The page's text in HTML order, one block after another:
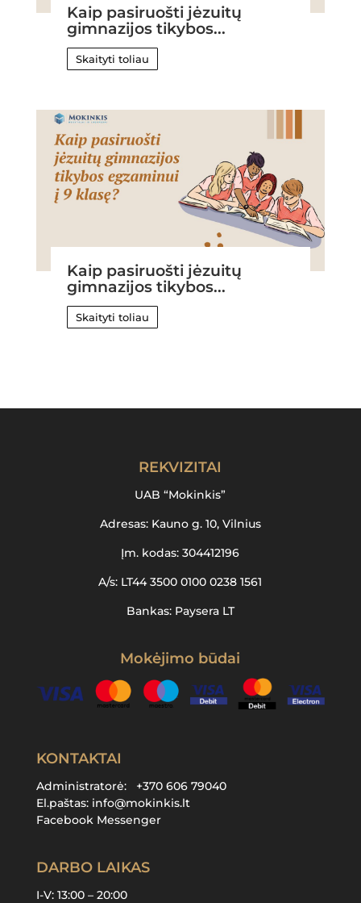
Kaip pasiruošti jėzuitų
gimnazijos tikybos...
Skaityti toliau
Kaip pasiruošti jėzuitų
gimnazijos tikybos...
Skaityti toliau
REKVIZITAI
UAB “Mokinkis”
Adresas: Kauno g. 10, Vilnius
Įm. kodas: 304412196
A/s: LT44 3500 0100 0238 1561
Bankas: Paysera LT
Mokėjimo būdai
KONTAKTAI
Administratorė: +370 606 79040
El.paštas: info@mokinkis.lt
Facebook Messenger
DARBO LAIKAS
I-V: 13:00 – 20:00